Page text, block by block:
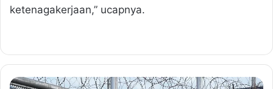
ketenagakerjaan,” ucapnya.
R